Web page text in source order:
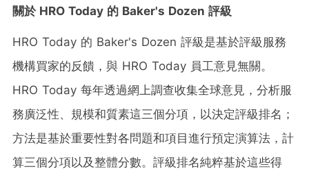
關於HRO Today 的 Baker's Dozen 評級
HRO Today 的 Baker's Dozen 評級是基於評級服務
機構買家的反饋，與 HRO Today 員工意見無關。
HRO Today 每年透過網上調查收集全球意見，分析服
務廣泛性、規模和質素這三個分項，以決定評級排名；
方法是基於重要性對各問題和項目進行預定演算法，計
算三個分項以及整體分數。評級排名純粹基於這些得